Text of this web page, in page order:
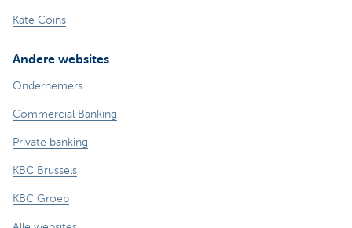
Kate Coins
Andere websites
Ondernemers
Commercial Banking
Private banking
KBC Brussels
KBC Groep